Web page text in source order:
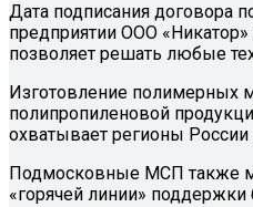
Дата подписания договора
предприятии ООО
позволяет решать любые
Изготовление полимерных
полипропиленовой
охватывает регионы
Подмосковные МСП также
«горячей линии» поддержки